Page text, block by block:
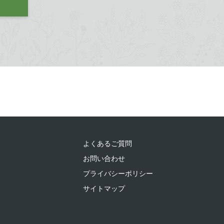
よくあるご質問
お問い合わせ
プライバシーポリシー
サイトマップ